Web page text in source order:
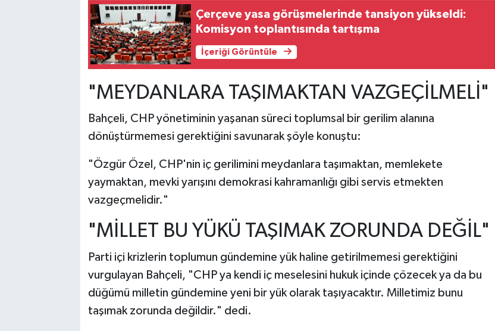
Çerçeve yasa görüşmelerinde tansiyon yükseldi:
Komisyon toplantısında tartışma
İçeriği Görüntüle
"MEYDANLARA TAŞIMAKTAN VAZGEÇİLMELİ"
Bahçeli, CHP yönetiminin yaşanan süreci toplumsal bir gerilim alanına
dönüştürmemesi gerektiğini savunarak şöyle konuştu:
"Özgür Özel, CHP'nin iç gerilimini meydanlara taşımaktan, memlekete
yaymaktan, mevki yarışını demokrasi kahramanlığı gibi servis etmekten
vazgeçmelidir."
"MİLLET BU YÜKÜ TAŞIMAK ZORUNDA DEĞİL"
Parti içi krizlerin toplumun gündemine yük haline getirilmemesi gerektiğini
vurgulayan Bahçeli, "CHP ya kendi iç meselesini hukuk içinde çözecek ya da bu
düğümü milletin gündemine yeni bir yük olarak taşıyacaktır. Milletimiz bunu
taşımak zorunda değildir." dedi.